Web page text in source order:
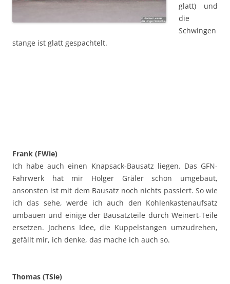
glatt) und
die
Schwingen
stange ist glatt gespachtelt.
Frank (FWie)
Ich habe auch einen Knapsack-Bausatz liegen. Das GFN-
Fahrwerk hat mir Holger Gräler schon umgebaut,
ansonsten ist mit dem Bausatz noch nichts passiert. So wie
ich das sehe, werde ich auch den Kohlenkastenaufsatz
umbauen und einige der Bausatzteile durch Weinert-Teile
ersetzen. Jochens Idee, die Kuppelstangen umzudrehen,
gefällt mir, ich denke, das mache ich auch so.
Thomas (TSie)